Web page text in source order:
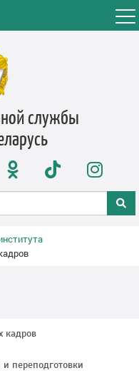
службы
кадров
переподготовки